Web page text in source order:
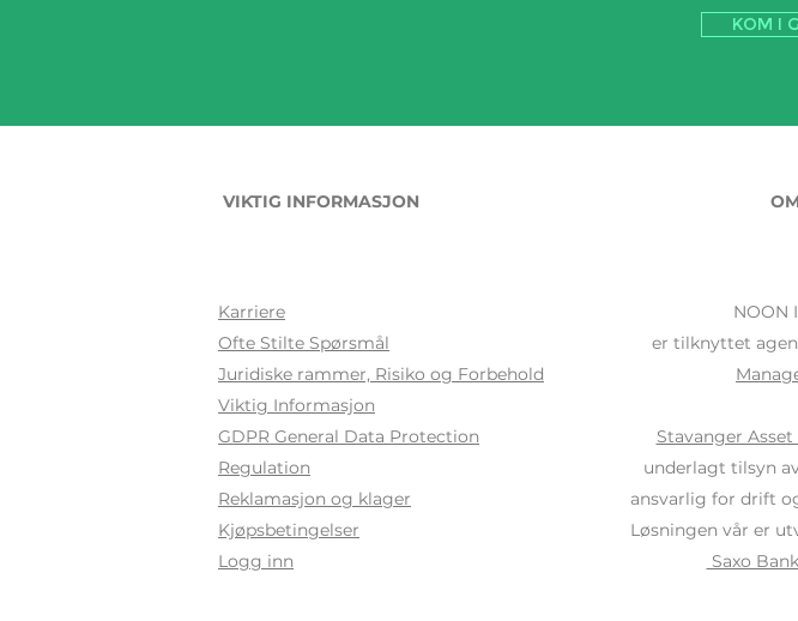
KOM I
VIKTIG INFORMASJON
Karriere
Ofte Stilte Spørsmål
Juridiske rammer, Risiko og Forbehold
Viktig Informasjon
GDPR General Data Protection
Regulation
Reklamasjon og klager
Kjøpsbetingelser
Logg inn
NOON
er tilknyttet
Stavanger
underlagt tilsyn
ansvarlig for drift
Løsningen vår er
Saxo Bank